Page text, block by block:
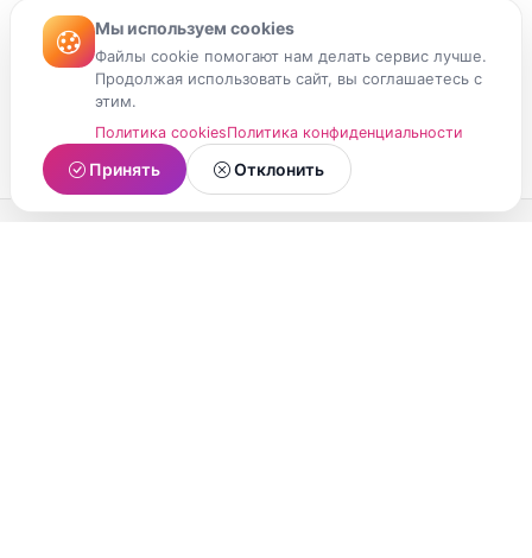
Мы используем cookies
Файлы cookie помогают нам делать сервис лучше.
Продолжая использовать сайт, вы соглашаетесь с
этим.
Политика cookiesПолитика конфиденциальности
Принять Отклонить